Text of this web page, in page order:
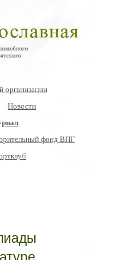
организации
Новости
фонд ВПГ